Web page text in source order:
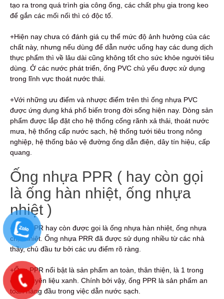
tạo ra trong quá trình gia công ống, các chất phụ gia trong keo
để gắn các mối nối thì có độc tố.
+Hiện nay chưa có đánh giá cụ thể mức độ ảnh hưởng của các
chất này, nhưng nếu dùng để dẫn nước uống hay các dung dịch
thực phẩm thì về lâu dài cũng không tốt cho sức khỏe người tiêu
dùng. Ở các nước phát triển, ống PVC chủ yếu được xử dụng
trong lĩnh vực thoát nước thải.
+Với những ưu điểm và nhược điểm trên thì ống nhựa PVC
được ứng dụng khá phổ biến trong đời sống hiện nay. Dòng sản
phẩm được lắp đặt cho hệ thống cống rãnh xả thải, thoát nước
mưa, hệ thống cấp nước sạch, hệ thống tưới tiêu trong nông
nghiệp, hệ thống bảo vệ đường ống dẫn điện, dây tín hiệu, cấp
quang.
Ống nhựa PPR ( hay còn gọi
là ống hàn nhiệt, ống nhựa
nhiệt )
+Ống PPR hay còn được gọi là ống nhựa hàn nhiệt, ống nhựa
chịu nhiệt. Ống nhựa PRR đã được sử dụng nhiều từ các nhà
thầy, chủ đầu tư bởi các ưu điểm rõ ràng.
+Ống PPR nổi bật là sản phẩm an toàn, thân thiện, là 1 trong
các nguyên liệu xanh. Chính bởi vậy, ống PPR là sản phẩm an
toàn hàng đầu trong việc dẫn nước sạch.